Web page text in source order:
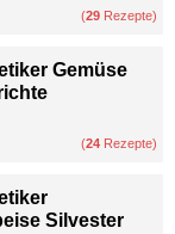
(29 Rezepte)
Gemüse
(24 Rezepte)
Silvester